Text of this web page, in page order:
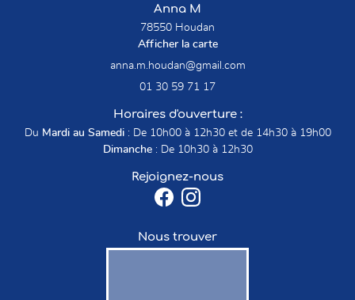
Anna M
78550 Houdan
Afficher la carte
01 30 59 71 17
Horaires d'ouverture :
Du Mardi au Samedi: De 10h00 à 12h30 et de 14h30 à 19h00
Dimanche: De 10h30 à 12h30
Rejoignez-nous
Nous trouver